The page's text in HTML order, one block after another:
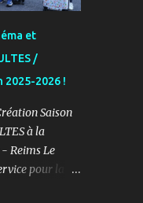
et
/
2025-2026 !
Saison
à la
Reims Le
pour la